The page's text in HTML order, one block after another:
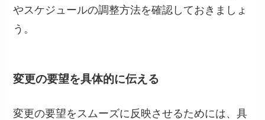
やスケジュールの調整方法を確認しておきましょ
う。
変更の要望を具体的に伝える
変更の要望をスムーズに反映させるためには、具